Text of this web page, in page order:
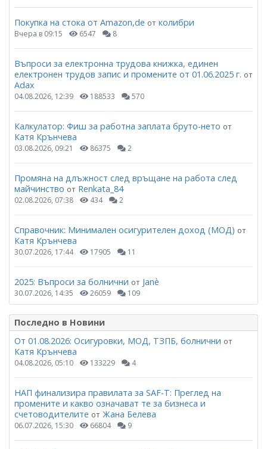
Покупка на стока от Amazon,de от колибри
Вчера в 09:15 6547 8
Въпроси за електронна трудова книжка, единен
електронен трудов запис и промените от 01.06.2025 г. от
Adax
04.08.2026, 12:39 188533 570
Калкулатор: Фиш за работна заплата бруто-нето от
Катя Крънчева
03.08.2026, 09:21 86375 2
Промяна на длъжност след връщане на работа след
майчинство от Renkata_84
02.08.2026, 07:38 434 2
Справочник: Минимален осигурителен доход (МОД) от
Катя Крънчева
30.07.2026, 17:44 17905 11
2025: Въпроси за болнични от Janѐ
30.07.2026, 14:35 26059 109
Последно в Новини
От 01.08.2026: Осигуровки, МОД, ТЗПБ, болнични от
Катя Крънчева
04.08.2026, 05:10 133229 4
НАП финализира правилата за SAF-T: Преглед на
промените и какво означават те за бизнеса и
счетоводителите от Жана Белева
06.07.2026, 15:30 66804 9